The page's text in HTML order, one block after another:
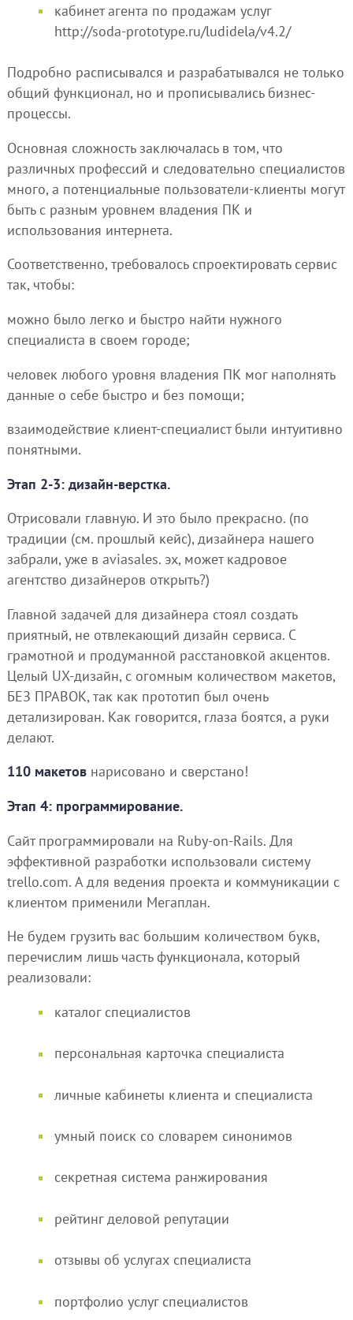
кабинет агента по продажам услуг
http://soda-prototype.ru/ludidela/v4.2/
Подробно расписывался и разрабатывался не только
общий функционал, но и прописывались бизнес-
процессы.
Основная сложность заключалась в том, что
различных профессий и следовательно специалистов
много, а потенциальные пользователи-клиенты могут
быть с разным уровнем владения ПК и
использования интернета.
Соответственно, требовалось спроектировать сервис
так, чтобы:
можно было легко и быстро найти нужного
специалиста в своем городе;
человек любого уровня владения ПК мог наполнять
данные о себе быстро и без помощи;
взаимодействие клиент-специалист были интуитивно
понятными.
Этап 2-3: дизайн-верстка.
Отрисовали главную. И это было прекрасно. (по
традиции (см. прошлый кейс), дизайнера нашего
забрали, уже в aviasales. эх, может кадровое
агентство дизайнеров открыть?)
Главной задачей для дизайнера стоял создать
приятный, не отвлекающий дизайн сервиса. С
грамотной и продуманной расстановкой акцентов.
Целый UX-дизайн, с огомным количеством макетов,
БЕЗ ПРАВОК, так как прототип был очень
детализирован. Как говорится, глаза боятся, а руки
делают.
110 макетовнарисовано и сверстано!
Этап 4: программирование.
Сайт программировали на Ruby-on-Rails. Для
эффективной разработки использовали систему
trello.com. А для ведения проекта и коммуникации с
клиентом применили Мегаплан.
Не будем грузить вас большим количеством букв,
перечислим лишь часть функционала, который
реализовали:
каталог специалистов
персональная карточка специалиста
личные кабинеты клиента и специалиста
умный поиск со словарем синонимов
секретная система ранжирования
рейтинг деловой репутации
отзывы об услугах специалиста
портфолио услуг специалистов